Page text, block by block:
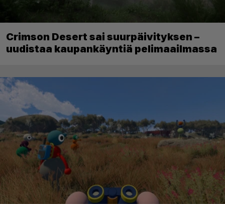
Crimson Desert sai suurpäivityksen –
uudistaa kaupankäyntiä pelimaailmassa